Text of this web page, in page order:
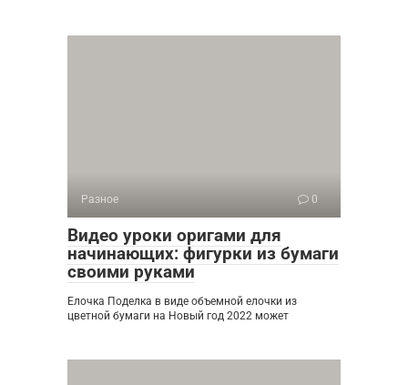
Разное 0
Видео уроки оригами для
начинающих: фигурки из бумаги
своими руками
Елочка Поделка в виде объемной елочки из
цветной бумаги на Новый год 2022 может